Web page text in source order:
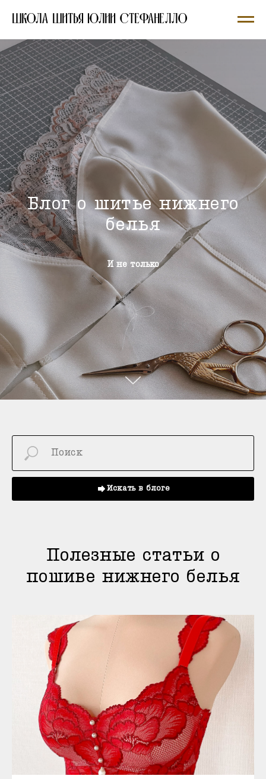
ШКОЛА ШИТЬЯ ЮЛИИ СТЕФАНЕЛЛО
Блог о шитье нижнего
белья
И не только
Искать в блоге
Полезные статьи о
пошиве нижнего белья